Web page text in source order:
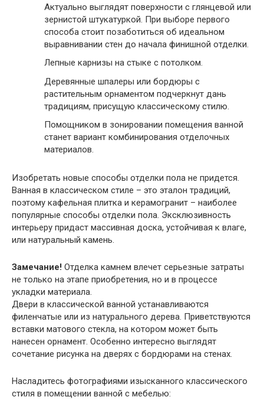
Актуально выглядят поверхности с глянцевой или
зернистой штукатуркой. При выборе первого
способа стоит позаботиться об идеальном
выравнивании стен до начала финишной отделки.
Лепные карнизы на стыке с потолком.
Деревянные шпалеры или бордюры с
растительным орнаментом подчеркнут дань
традициям, присущую классическому стилю.
Помощником в зонировании помещения ванной
станет вариант комбинирования отделочных
материалов.
Изобретать новые способы отделки пола не придется.
Ванная в классическом стиле – это эталон традиций,
поэтому кафельная плитка и керамогранит – наиболее
популярные способы отделки пола. Эксклюзивность
интерьеру придаст массивная доска, устойчивая к влаге,
или натуральный камень.
Замечание! Отделка камнем влечет серьезные затраты
не только на этапе приобретения, но и в процессе
укладки материала.
Двери в классической ванной устанавливаются
филенчатые или из натурального дерева. Приветствуются
вставки матового стекла, на котором может быть
нанесен орнамент. Особенно интересно выглядят
сочетание рисунка на дверях с бордюрами на стенах.
Насладитесь фотографиями изысканного классического
стиля в помещении ванной с мебелью: